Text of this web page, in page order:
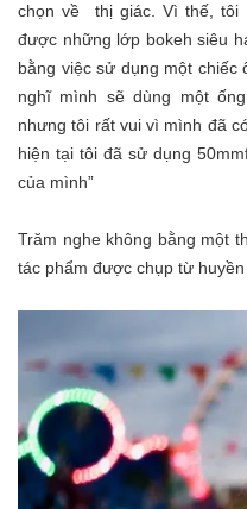
chọn về thị giác. Vì thế, tôi
được những lớp bokeh siêu
bằng việc sử dụng một
nghĩ mình sẽ dùng một
nhưng tôi rất vui vì mình đã
hiện tại tôi đã sử dụng
của mình”
Trăm nghe không bằng một
tác phẩm được chụp từ